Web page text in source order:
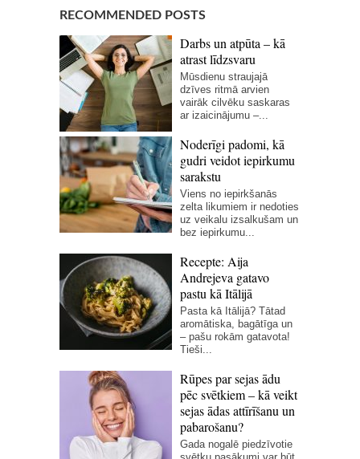
RECOMMENDED POSTS
Darbs un atpūta – kā
atrast līdzsvaru
Mūsdienu straujajā
dzīves ritmā arvien
vairāk cilvēku saskaras
ar izaicinājumu –...
Noderīgi padomi, kā
gudri veidot iepirkumu
sarakstu
Viens no iepirkšanās
zelta likumiem ir nedoties
uz veikalu izsalkušam un
bez iepirkumu...
Recepte: Aija
Andrejeva gatavo
pastu kā Itālijā
Pasta kā Itālijā? Tātad
aromātiska, bagātīga un
– pašu rokām gatavota!
Tieši...
Rūpes par sejas ādu
pēc svētkiem – kā veikt
sejas ādas attīrīšanu un
pabarošanu?
Gada nogalē piedzīvotie